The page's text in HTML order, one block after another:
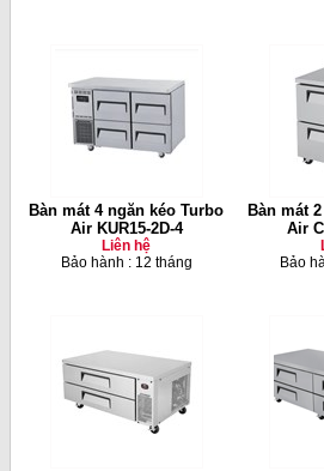
Bàn mát 4 ngăn kéo Turbo
Air KUR15-2D-4
Liên hệ
Bảo hành : 12 tháng
Bàn mát
Air
Bảo